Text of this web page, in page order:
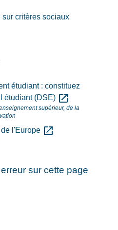
sur critères sociaux
étudiant : constituez
étudiant (DSE) open_in_new
supérieur, de la
l'Europe open_in_new
sur cette page